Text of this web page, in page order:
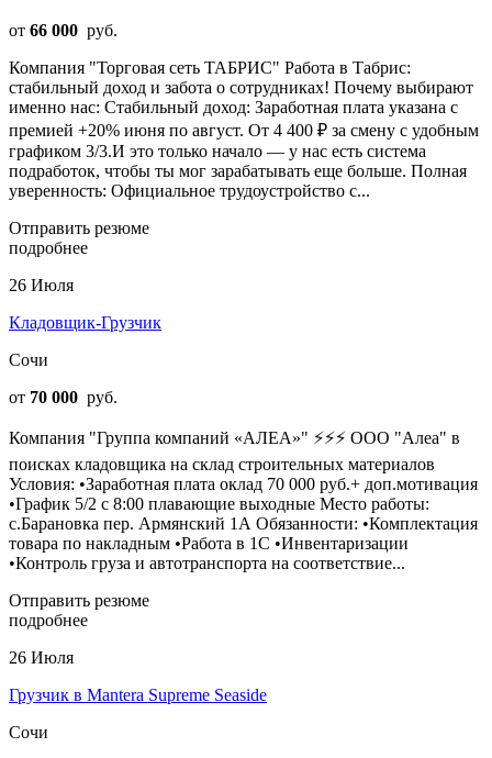
от 66 000 руб.
Компания "Торговая сеть ТАБРИС" Работа в Табрис:
стабильный доход и забота о сотрудниках! Почему выбирают
именно нас: Стабильный доход: Заработная плата указана с
премией +20% июня по август. От 4 400 ₽ за смену с удобным
графиком 3/3.И это только начало — у нас есть система
подработок, чтобы ты мог зарабатывать еще больше. Полная
уверенность: Официальное трудоустройство с...
Отправить резюме
подробнее
26 Июля
Кладовщик-Грузчик
Сочи
от 70 000 руб.
Компания "Группа компаний «АЛЕА»" ⚡️⚡️⚡️ ООО "Алеа" в
поисках кладовщика на склад строительных материалов
Условия: •Заработная плата оклад 70 000 руб.+ доп.мотивация
•График 5/2 с 8:00 плавающие выходные Место работы:
с.Барановка пер. Армянский 1А Обязанности: •Комплектация
товара по накладным •Работа в 1С •Инвентаризации
•Контроль груза и автотранспорта на соответствие...
Отправить резюме
подробнее
26 Июля
Грузчик в Mantera Supreme Seaside
Сочи